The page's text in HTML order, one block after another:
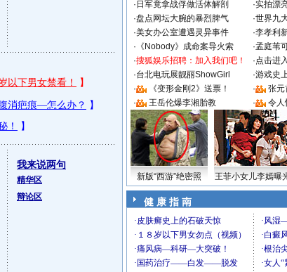
我来说两句
精华区
辩论区
· 日军竟拿战俘做活体解剖 ·实拍漂
·盘点网坛大腕的暴烈脾气 ·世界九
·美女办公室遭遇灵异事件 ·李孝利
· 《Nobody》成命案导火索 ·孟庭苇
·搜狐娱乐招聘：加入我们吧！ ·点击进
·台北电玩展靓丽ShowGirl ·游戏史
·
《变形金刚2》送票！ ·
张元
·
王岳伦爆李湘胎教 · 令人
新版“西游”绝密照 王菲小女儿李嫣曝
健 康 指 南